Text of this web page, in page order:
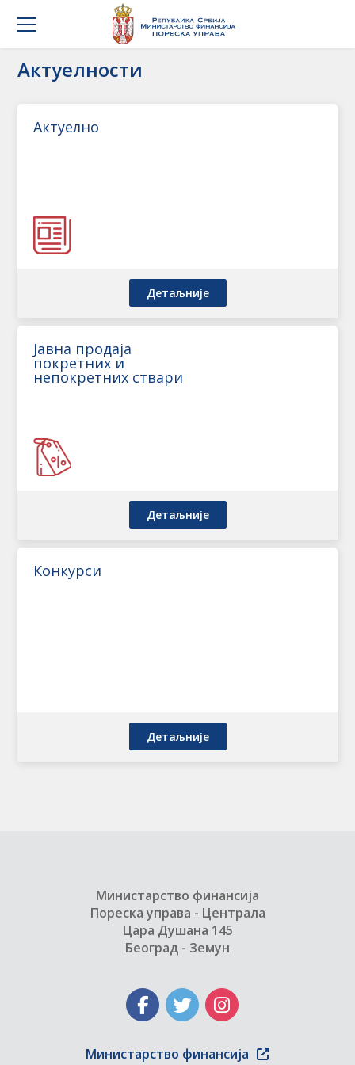
Актуелности
Актуелно
Детаљније
Јавна продаја
покретних и
непокретних ствари
Детаљније
Конкурси
Детаљније
Министарство финансија
Пореска управа - Централа
Цара Душана 145
Београд - Земун
Министарство финансија